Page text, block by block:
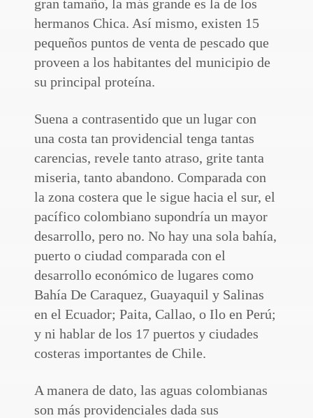
gran tamaño, la más grande es la de los
hermanos Chica. Así mismo, existen 15
pequeños puntos de venta de pescado que
proveen a los habitantes del municipio de
su principal proteína.
Suena a contrasentido que un lugar con
una costa tan providencial tenga tantas
carencias, revele tanto atraso, grite tanta
miseria, tanto abandono. Comparada con
la zona costera que le sigue hacia el sur, el
pacífico colombiano supondría un mayor
desarrollo, pero no. No hay una sola bahía,
puerto o ciudad comparada con el
desarrollo económico de lugares como
Bahía De Caraquez, Guayaquil y Salinas
en el Ecuador; Paita, Callao, o Ilo en Perú;
y ni hablar de los 17 puertos y ciudades
costeras importantes de Chile.
A manera de dato, las aguas colombianas
son más providenciales dada sus